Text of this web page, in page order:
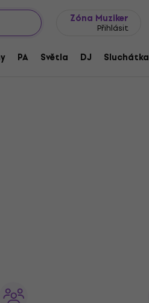
Zóna Muziker
Přihlásit
PA Světla DJ Sluchátka